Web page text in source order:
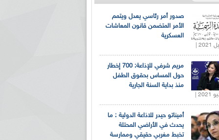
صدور أمر رئاسي يعدل ويتمم
الأمر المتضمن قانون المعاشات
العسكرية
مريم شرفي للإذاعة: 700 إخطار
حول المساس بحقوق الطفل
منذ بداية السنة الجارية
أميناتو حيدر للاذاعة الدولية : ما
يحدث في الأراضي المحتلة
تخبط مغربي حقيقي وممارسة